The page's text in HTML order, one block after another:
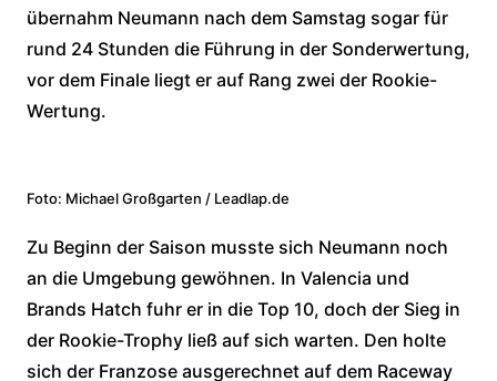
übernahm Neumann nach dem Samstag sogar für
rund 24 Stunden die Führung in der Sonderwertung,
vor dem Finale liegt er auf Rang zwei der Rookie-
Wertung.
Foto: Michael Großgarten / Leadlap.de
Zu Beginn der Saison musste sich Neumann noch
an die Umgebung gewöhnen. In Valencia und
Brands Hatch fuhr er in die Top 10, doch der Sieg in
der Rookie-Trophy ließ auf sich warten. Den holte
sich der Franzose ausgerechnet auf dem Raceway